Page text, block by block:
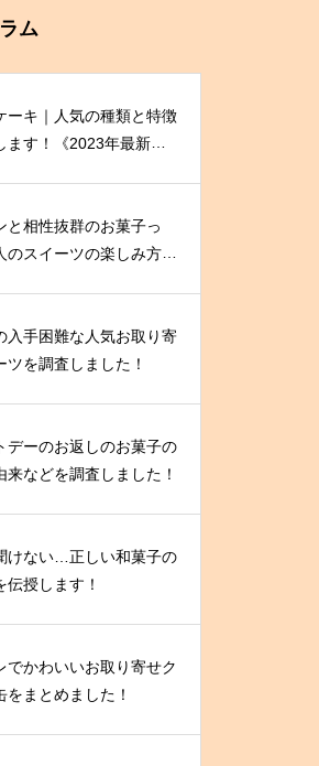
ム
ーキ｜人気の種類と特徴
ます！《2023年最新
と相性抜群のお菓子っ
のスイーツの楽しみ方を
入手困難な人気お取り寄
ツを調査しました！
デーのお返しのお菓子の
来などを調査しました！
けない…正しい和菓子の
伝授します！
でかわいいお取り寄せク
をまとめました！